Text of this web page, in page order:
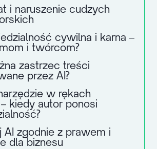
i naruszenie cudzych
cywilna i karna –
i twórcom?
zastrzec treści
przez AI?
w rękach
kiedy autor ponosi
AI zgodnie z prawem i
dla biznesu